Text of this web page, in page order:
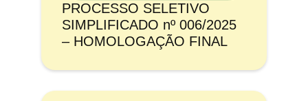
PROCESSO SELETIVO
SIMPLIFICADO nº 006/2025
– HOMOLOGAÇÃO FINAL